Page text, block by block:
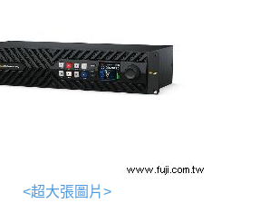
<超大張圖片>